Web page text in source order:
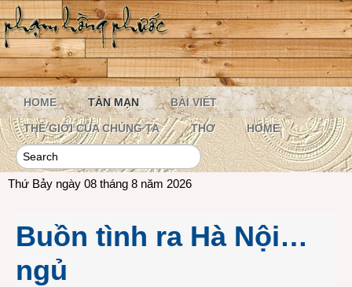
HOME TẢN MẠN BÀI VIẾT
THẾ GIỚI CỦA CHÚNG TA THƠ HOME
Thứ Bảy ngày 08 tháng 8 năm 2026
Buồn tình ra Hà Nội…
ngủ